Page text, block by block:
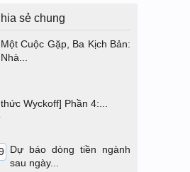
sẻ chung
Một Cuộc Gặp, Ba Kịch Bản:
Nhà...
Wyckoff] Phần 4:...
Dự báo dòng tiền ngành
sau ngày...